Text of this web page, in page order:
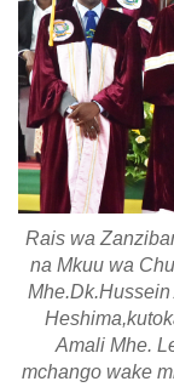
Rais wa
na Mkuu wa
Amali Mhe.
mchango wake